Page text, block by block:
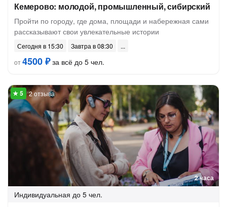
Кемерово: молодой, промышленный, сибирский
Пройти по городу, где дома, площади и набережная сами
рассказывают свои увлекательные истории
Сегодня в 15:30
Завтра в 08:30
от4500 ₽за всё до 5 чел.
2 часа
2 отзыва
Индивидуальная до 5 чел.